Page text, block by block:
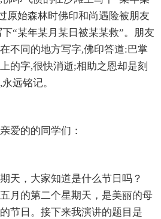
原始森林时佛印和尚遇险被朋友
“某年某月某日被某某救”。朋友
不同的地方写字,佛印答道:巴掌
的字,很快消逝;相助之恩却是刻
远铭记。
爱的的同学们：
天，大家知道是什么节日吗？
月的第二个星期天，是美丽的母
节日。接下来我演讲的题目是